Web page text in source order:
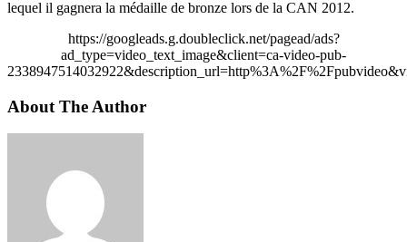
lequel il gagnera la médaille de bronze lors de la CAN 2012.
https://googleads.g.doubleclick.net/pagead/ads?
ad_type=video_text_image&client=ca-video-pub-
About The Author